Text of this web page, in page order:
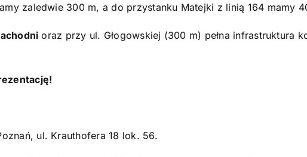
zaledwie 300 m, a do przystanku Matejki z linią 164 mamy
oraz przy ul. Głogowskiej (300 m) pełna infrastruktura
ul. Krauthofera 18 lok. 56.